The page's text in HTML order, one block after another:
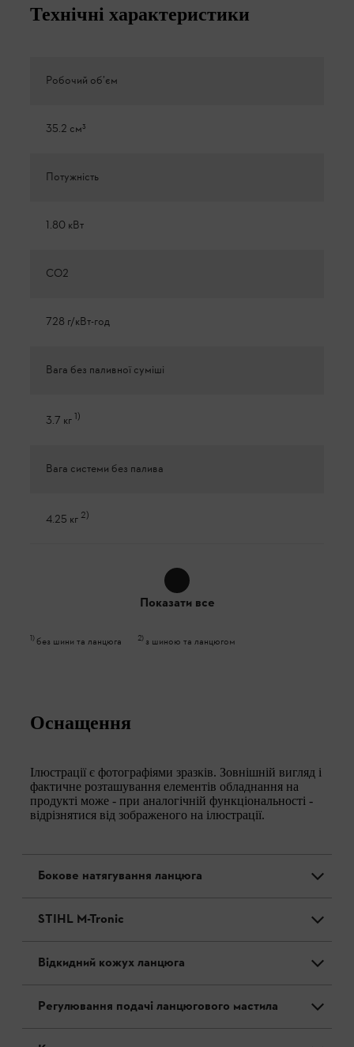
Технічні характеристики
Робочий об’єм
35.2 см³
Потужність
1.80 кВт
CO2
728 г/кВт-год
Вага без паливної суміші
3.7 кг1)
Вага системи без палива
4.25 кг 2)
Показати все
1) без шини та ланцюга 2) з шиною та ланцюгом
Оснащення
Ілюстрації є фотографіями зразків. Зовнішній вигляд і
фактичне розташування елементів обладнання на
продукті може - при аналогічній функціональності -
відрізнятися від зображеного на ілюстрації.
Бокове натягування ланцюга
STIHL M-Tronic
Відкидний кожух ланцюга
Регулювання подачі ланцюгового мастила